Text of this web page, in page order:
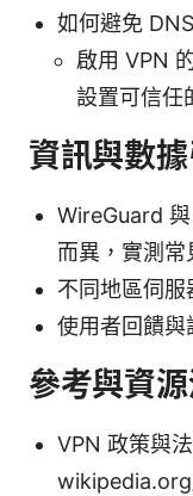
如何避免
啟用 VPN
設置可信任
資訊與數據
WireGuard
而異，實測常
不同地區伺
使用者回饋與
參考與資
VPN 政策與